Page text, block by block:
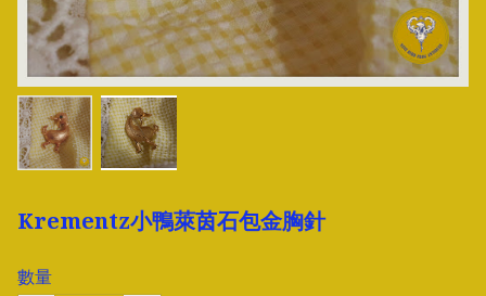
Krementz小鴨萊茵石包金胸針
數量